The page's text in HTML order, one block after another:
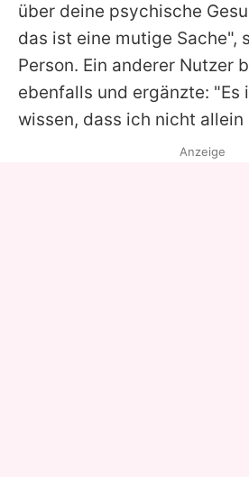
über deine psychische
das ist eine mutige Sache",
Person. Ein anderer Nutzer
ebenfalls und ergänzte: "Es
wissen, dass ich nicht allein
Anzeige